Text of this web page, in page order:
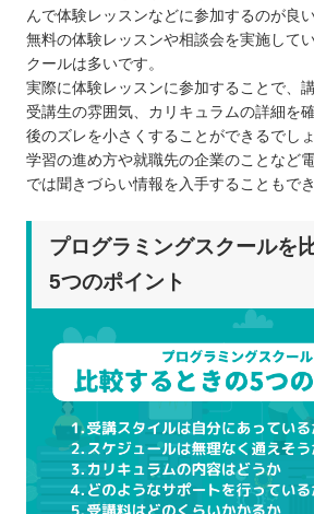
んで体験レッスンなどに参加するのが良い
無料の体験レッスンや相談会を実施して
クールは多いです。
実際に体験レッスンに参加することで、
受講生の雰囲気、カリキュラムの詳細を
後のズレを小さくすることができるでしょ
学習の進め方や就職先の企業のことなど
では聞きづらい情報を入手することもでき
プログラミングスクールを
5つのポイント